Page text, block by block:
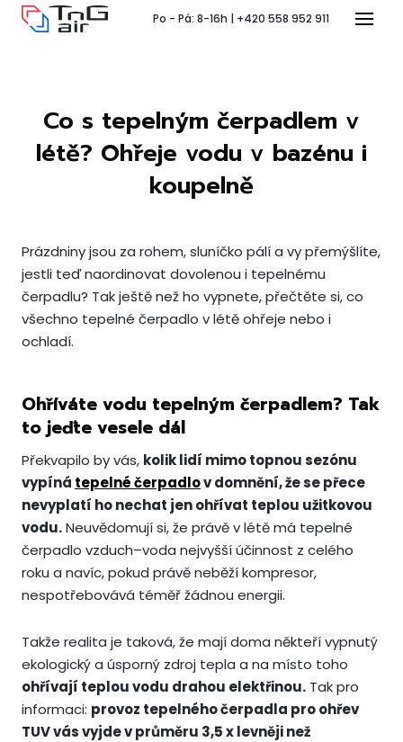
Menu
Po - Pá: 8-16h | +420 558 952 911
Co s tepelným čerpadlem v
létě? Ohřeje vodu v bazénu i
koupelně
Prázdniny jsou za rohem, sluníčko pálí a vy přemýšlíte,
jestli teď naordinovat dovolenou i tepelnému
čerpadlu? Tak ještě než ho vypnete, přečtěte si, co
všechno tepelné čerpadlo v létě ohřeje nebo i
ochladí.
Ohříváte vodu tepelným čerpadlem? Tak
to jeďte vesele dál
Překvapilo by vás, kolik lidí mimo topnou sezónu
vypíná tepelné čerpadlov domnění, že se přece
nevyplatí ho nechat jen ohřívat teplou užitkovou
vodu.Neuvědomují si, že právě v létě má tepelné
čerpadlo vzduch–voda nejvyšší účinnost z celého
roku a navíc, pokud právě neběží kompresor,
nespotřebovává téměř žádnou energii.
Takže realita je taková, že mají doma někteří vypnutý
ekologický a úsporný zdroj tepla a na místo toho
ohřívají teplou vodu drahou elektřinou. Tak pro
informaci: provoz tepelného čerpadla pro ohřev
TUV vás vyjde v průměru 3,5 x levněji než